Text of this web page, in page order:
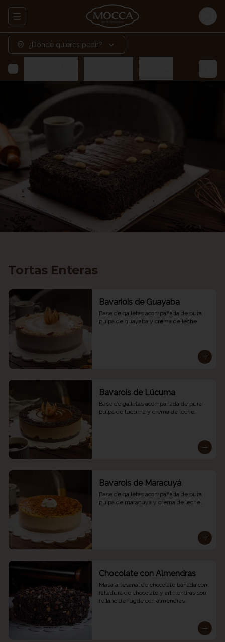
Abrir menu de navegación
¿Dónde quieres pedir?
Tortas Enteras
Bavariois de Guayaba
Base de galletas acompañada de pura
pulpa de guayaba y crema de leche
Bavarois de Lúcuma
Base de galletas acompañada de pura
pulpa de lúcuma y crema de leche.
Bavarois de Maracuyá
Base de galletas acompañada de pura
pulpa de maracuyá y crema de leche.
Chocolate con Almendras
Masa artesanal de chocolate bañada con
ralladura de chocolate y arlmendras con
rellano de fugde con almendras.